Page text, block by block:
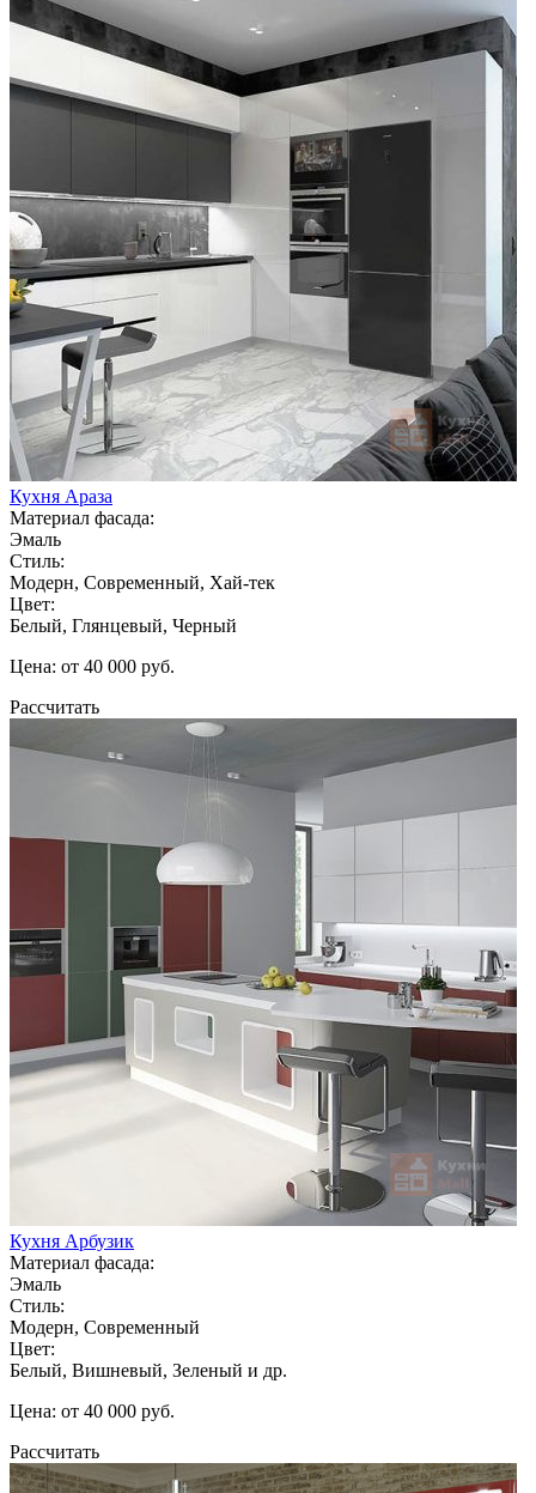
Кухня Араза
Материал фасада:
Эмаль
Стиль:
Модерн, Современный, Хай-тек
Цвет:
Белый, Глянцевый, Черный
Цена: от 40 000 руб.
Рассчитать
Кухня Арбузик
Материал фасада:
Эмаль
Стиль:
Модерн, Современный
Цвет:
Белый, Вишневый, Зеленый и др.
Цена: от 40 000 руб.
Рассчитать